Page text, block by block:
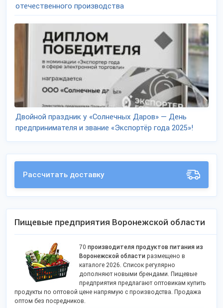
отечественного производства
Двойной праздник у «Солнечных Даров» — День
предпринимателя и звание «Экспортёр года 2025»!
Рассчитать доставку
Пищевые предприятия Воронежской области
70 производителя продуктов питания из
Воронежской области размещено в
каталоге 2026. Список регулярно
дополняют новыми брендами. Пищевые
предприятия предлагают оптовикам купить
продукты по оптовой цене напрямую с производства. Продажа
оптом без посредников.